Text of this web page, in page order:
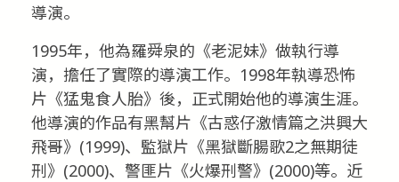
導演。
1995年，他為羅舜泉的《老泥妹》做執行導
演，擔任了實際的導演工作。1998年執導恐怖
片《猛鬼食人胎》後，正式開始他的導演生涯。
他導演的作品有黑幫片《古惑仔激情篇之洪興大
飛哥》(1999)、監獄片《黑獄斷腸歌2之無期徒
刑》(2000)、警匪片《火爆刑警》(2000)等。近